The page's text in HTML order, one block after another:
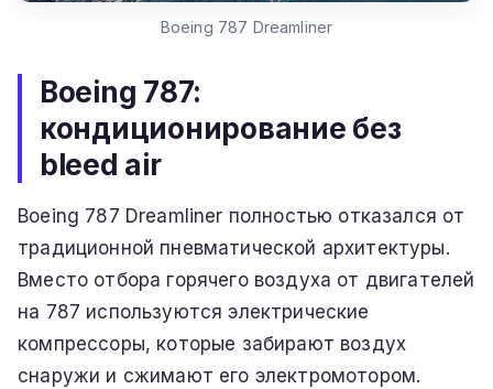
Boeing 787 Dreamliner
Boeing 787:
кондиционирование без
bleed air
Boeing 787 Dreamliner полностью отказался от
традиционной пневматической архитектуры.
Вместо отбора горячего воздуха от двигателей
на 787 используются электрические
компрессоры, которые забирают воздух
снаружи и сжимают его электромотором.